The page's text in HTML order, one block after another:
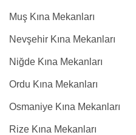
Muş Kına Mekanları
Nevşehir Kına Mekanları
Niğde Kına Mekanları
Ordu Kına Mekanları
Osmaniye Kına Mekanları
Rize Kına Mekanları